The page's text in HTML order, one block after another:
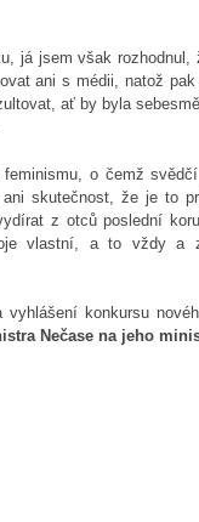
já jsem však rozhodnul,
ani s médii, natož
ať by byla
o čemž
skutečnost, že je to
z otců poslední
vlastní, a to vždy
konkursu
Nečase na jeho